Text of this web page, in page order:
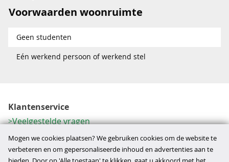
Voorwaarden woonruimte
Geen studenten
Eén werkend persoon of werkend stel
Klantenservice
Veelgestelde vragen
Contactformulier
Herroeping
Mogen we cookies plaatsen? We gebruiken cookies om de website te
verbeteren en om gepersonaliseerde inhoud en advertenties aan te